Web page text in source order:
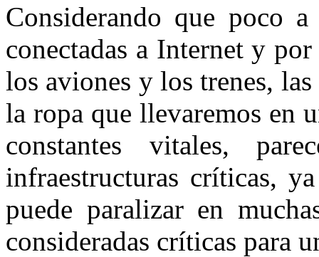
Considerando que poco
conectadas a Internet y
los aviones y los trenes,
la ropa que llevaremos en
constantes vitales,
infraestructuras críticas,
puede paralizar en
consideradas críticas para